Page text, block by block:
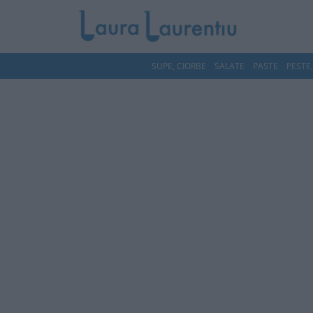
SUPE, CIORBE SALATE PASTE